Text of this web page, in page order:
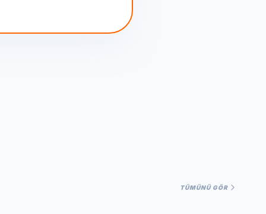
TÜMÜNÜ GÖR